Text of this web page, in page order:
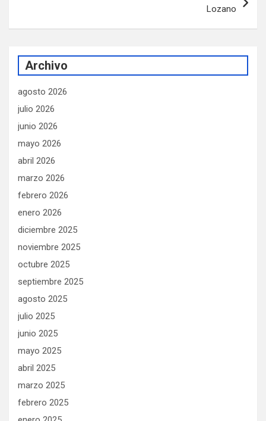
Lozano
Archivo
agosto 2026
julio 2026
junio 2026
mayo 2026
abril 2026
marzo 2026
febrero 2026
enero 2026
diciembre 2025
noviembre 2025
octubre 2025
septiembre 2025
agosto 2025
julio 2025
junio 2025
mayo 2025
abril 2025
marzo 2025
febrero 2025